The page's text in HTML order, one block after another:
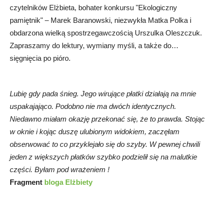
czytelników Elżbieta, bohater konkursu "Ekologiczny
pamiętnik" – Marek Baranowski, niezwykła Matka Polka i
obdarzona wielką spostrzegawczością Urszulka Oleszczuk.
Zapraszamy do lektury, wymiany myśli, a także do…
sięgnięcia po pióro.
Lubię gdy pada śnieg. Jego wirujące płatki działają na mnie
uspakajająco. Podobno nie ma dwóch identycznych.
Niedawno miałam okazję przekonać się, że to prawda. Stojąc
w oknie i kojąc duszę ulubionym widokiem, zaczęłam
obserwować to co przyklejało się do szyby. W pewnej chwili
jeden z większych płatków szybko podzielił się na malutkie
części. Byłam pod wrażeniem !
Fragment bloga Elżbiety